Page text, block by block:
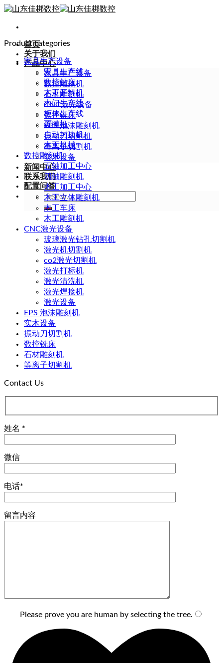
Skip
content
首页
关于我们
产品中心
家具生产设备
数控雕刻机
石材雕刻机
CNC激光设备
数控铣床
EPS 泡沫雕刻机
振动刀切割机
等离子切割机
实木设备
新闻中心
联系我们
配置问答
Search
for:
Product categories
家具生产设备
家具生产线
数控钻床
木工开料机
木门生产线
柜体生产线
覆膜机
自动封边机
木工机械
数控雕刻机
五轴加工中心
四轴雕刻机
木工加工中心
木工立体雕刻机
木工车床
木工雕刻机
CNC激光设备
玻璃激光钻孔切割机
激光机切割机
co2激光切割机
激光打标机
激光清洗机
激光焊接机
激光设备
EPS 泡沫雕刻机
实木设备
振动刀切割机
数控铣床
石材雕刻机
等离子切割机
Contact Us
姓名 *
微信
电话*
留言内容
Please prove you are human by selecting the tree.